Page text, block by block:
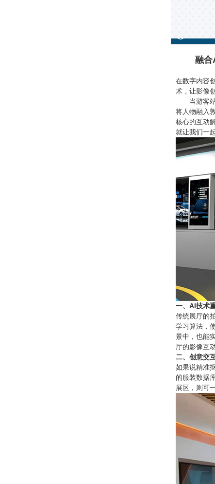
融合
在数字内容
术，让影像
——当游客站
将人物融入
核心的互动
就让我们一
一、AI技术
传统展厅的
学习算法，
景中，也能
厅的影像互
二、创意交
如果说精准
的服装数据
展区，则可